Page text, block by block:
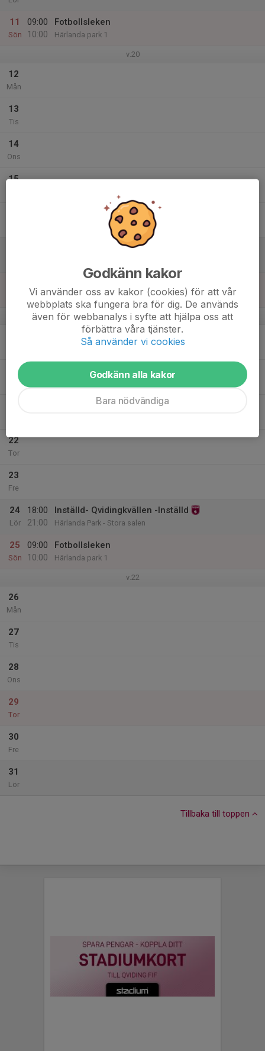
11
Sön
09:00
10:00
Fotbollsleken
Härlanda park 1
v.20
12
Mån
13
Tis
14
Ons
15
10:00
Härlanda park 1
v.21
20
22
Tor
23
Fre
24
Lör
18:00
21:00
Inställd- Qvidingkvällen -Inställd
Härlanda Park - Stora salen
25
Sön
09:00
10:00
Fotbollsleken
Härlanda park 1
v.22
26
Mån
27
Tis
28
Ons
29
Tor
30
Fre
31
Lör
Tillbaka till toppen
Godkänn kakor
Vi använder oss av kakor (cookies) för att vår
webbplats ska fungera bra för dig. De används
även för webbanalys i syfte att hjälpa oss att
förbättra våra tjänster.
Så använder vi cookies
Godkänn alla kakor
Bara nödvändiga